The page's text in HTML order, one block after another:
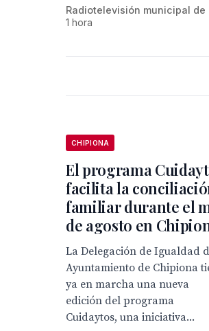
Radiotelevisión municipal
1 hora
CHIPIONA
El programa
facilita la
familiar durante el
de agosto en
La Delegación de Igualdad
Ayuntamiento de Chipiona
ya en marcha una nueva
edición del programa
Cuidaytos, una iniciativa...